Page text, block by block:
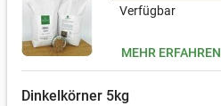
Verfügbar
MEHR ERFAHREN
Dinkelkörner 5kg